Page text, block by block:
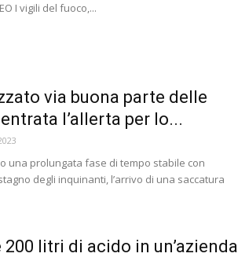
I vigili del fuoco,...
via buona parte delle
l’allerta per lo...
una prolungata fase di tempo stabile con
degli inquinanti, l’arrivo di una saccatura
litri di acido in un’azienda